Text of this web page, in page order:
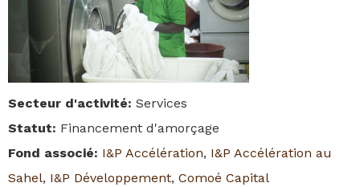
Secteur d'activité: Services
Statut: Financement d'amorçage
Fond associé: I&P Accélération, I&P Accélération au
Sahel, I&P Développement, Comoé Capital